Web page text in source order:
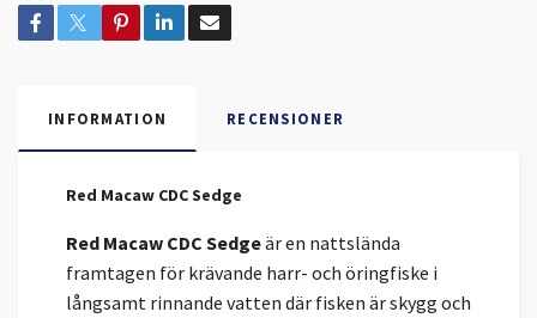
INFORMATION RECENSIONER
Red Macaw CDC Sedge
Red Macaw CDC Sedgeär en nattslända
framtagen för krävande harr- och öringfiske i
långsamt rinnande vatten där fisken är skygg och